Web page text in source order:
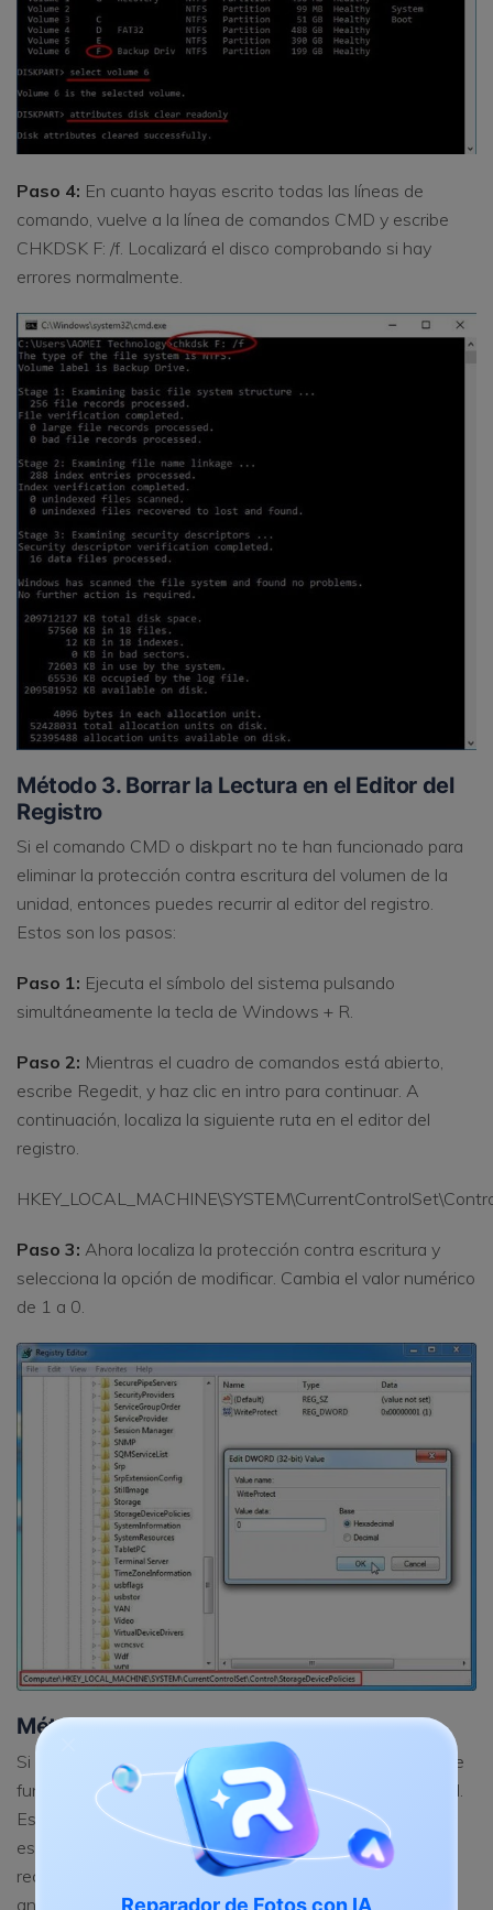
Reparador de Fotos con IA
Paso 4: En cuanto hayas escrito todas las líneas de
comando, vuelve a la línea de comandos CMD y escribe
CHKDSK F: /f. Localizará el disco comprobando si hay
errores normalmente.
Método 3. Borrar la Lectura en el Editor del
Registro
Si el comando CMD o diskpart no te han funcionado para
eliminar la protección contra escritura del volumen de la
unidad, entonces puedes recurrir al editor del registro.
Estos son los pasos:
Paso 1: Ejecuta el símbolo del sistema pulsando
simultáneamente la tecla de Windows + R.
Paso 2: Mientras el cuadro de comandos está abierto,
escribe Regedit, y haz clic en intro para continuar. A
continuación, localiza la siguiente ruta en el editor del
registro.
Paso 3: Ahora localiza la protección contra escritura y
selecciona la opción de modificar. Cambia el valor numérico
de 1 a 0.
Método 4. Formatear el volumen
Si ninguna de las técnicas mencionadas anteriormente te
funciona, entonces puedes optar por formatear la unidad.
Este formateo eliminará toda la protección contra
escritura, así como los datos presentes en la unidad. Se
recomienda crear una copia de seguridad de los datos
antes de ejecutar un formato en un disco duro. Para